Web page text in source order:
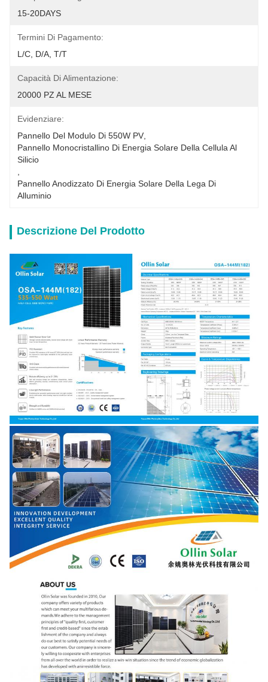
15-20DAYS
Termini Di Pagamento:
L/C, D/A, T/T
Capacità Di Alimentazione:
20000 PZ AL MESE
Evidenziare:
Pannello Del Modulo Di 550W PV
Pannello Monocristallino Di Energia Solare Della Cellula Al
Silicio
Pannello Anodizzato Di Energia Solare Della Lega Di
Alluminio
Descrizione Del Prodotto